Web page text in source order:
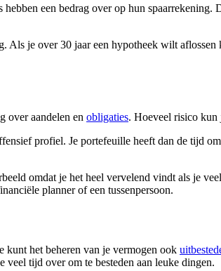
een bedrag over op hun
Als je over 30 jaar een hypotheek wilt
over aandelen en obligaties. Hoeveel risico kun
profiel. Je portefeuille heeft dan de tijd
omdat je het heel vervelend vindt als je
planner of een tussenpersoon.
kunt het beheren van je vermogen ook
veel tijd over om te besteden aan leuke dingen.